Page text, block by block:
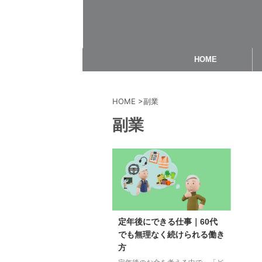
HOME
HOME >副業
副業
定年後にできる仕事｜60代
でも無理なく続けられる働き
方